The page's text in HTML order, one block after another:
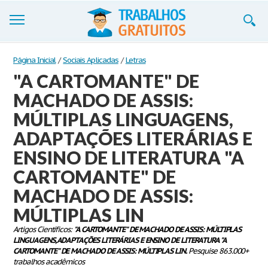
Trabalhos
Cadastre-se
Entre
Blog
Contate-nos
Página Inicial / Sociais Aplicadas / Letras
"A CARTOMANTE" DE
MACHADO DE ASSIS:
MÚLTIPLAS LINGUAGENS,
ADAPTAÇÕES LITERÁRIAS E
ENSINO DE LITERATURA "A
CARTOMANTE" DE
MACHADO DE ASSIS:
MÚLTIPLAS LIN
Artigos Científicos: "A CARTOMANTE" DE MACHADO DE ASSIS: MÚLTIPLAS
LINGUAGENS, ADAPTAÇÕES LITERÁRIAS E ENSINO DE LITERATURA "A
CARTOMANTE" DE MACHADO DE ASSIS: MÚLTIPLAS LIN.Pesquise 863.000+
trabalhos acadêmicos